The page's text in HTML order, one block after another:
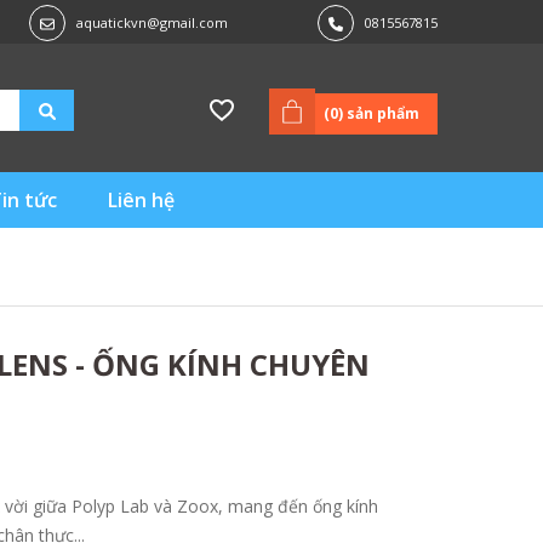
aquatickvn@gmail.com 0815567815
(0) sản phẩm
tức Liên hệ
- ỐNG KÍNH CHUYÊN
giữa Polyp Lab và Zoox, mang đến ống kính
thực...